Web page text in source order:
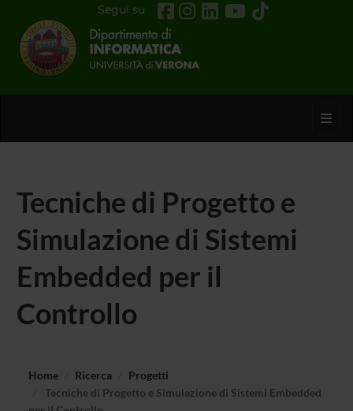
Segui su
Tecniche di Progetto e
Simulazione di Sistemi
Embedded per il
Controllo
Home Ricerca
Progetti
Tecniche di Progetto e Simulazione di Sistemi Embedded